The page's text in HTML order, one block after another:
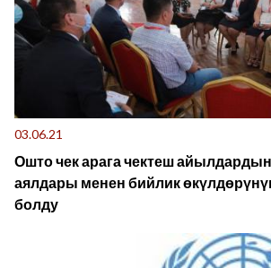
03.06.21
Ошто чек арага чектеш айылдардын активист
аялдары менен бийлик
болду